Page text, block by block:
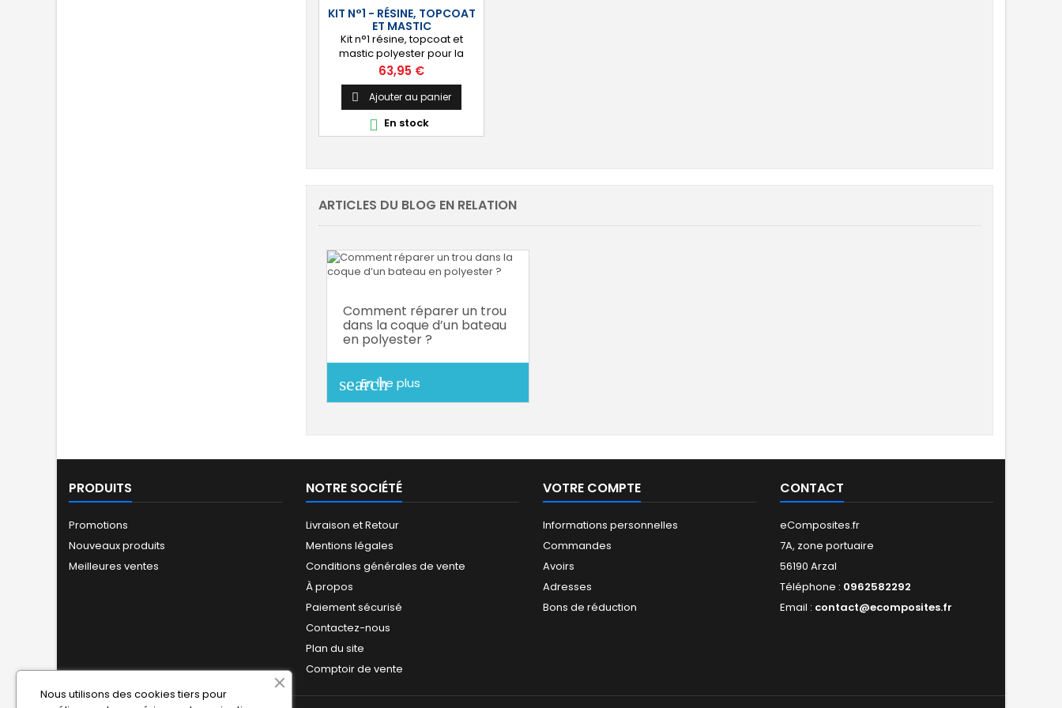
mat de...
KIT N°1 - RÉSINE, TOPCOAT
ET MASTIC
Kit n°1 résine, topcoat et
mastic polyester pour la
réparation, la stratification et
la finition nautisme,
carrosserie, bricolage, loisirs
créatifs. [Prêt à l'emploi] : Kit
composé de 2 x 1 kg de
résine polyester ISO, 2 m² de
flacon de...
Prix
63,95 €
 Ajouter au panier
 En stock
ARTICLES DU BLOG EN RELATION
Comment réparer un trou
dans la coque d’un bateau
en polyester ?
search
En lire plus
PRODUITS
Promotions
Nouveaux produits
Meilleures ventes
NOTRE SOCIÉTÉ
Livraison et Retour
Mentions légales
Conditions générales de vente
À propos
Paiement sécurisé
Contactez-nous
Plan du site
Comptoir de vente
VOTRE COMPTE
Informations personnelles
Commandes
Avoirs
Adresses
Bons de réduction
CONTACT
eComposites.fr
7A, zone portuaire
56190 Arzal
Téléphone : 0962582292
Email : contact@ecomposites.fr
Nous utilisons des cookies tiers pour